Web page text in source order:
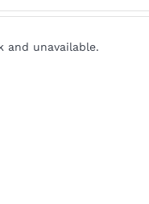
and unavailable.